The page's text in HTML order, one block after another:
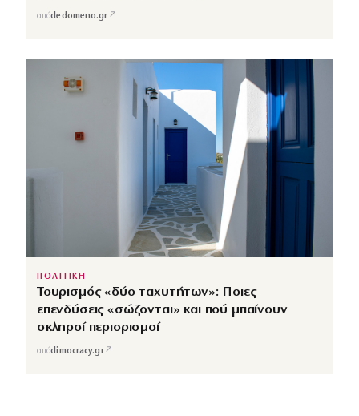
απόdedomeno.gr ↗
ΠΟΛΙΤΙΚΗ
Τουρισμός «δύο ταχυτήτων»: Ποιες
επενδύσεις «σώζονται» και πού μπαίνουν
σκληροί περιορισμοί
απόdimocracy.gr↗